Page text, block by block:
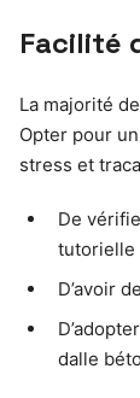
Facilité
La majorité
Opter pour
stress et
De
tutorielle
D’avoir
dalle